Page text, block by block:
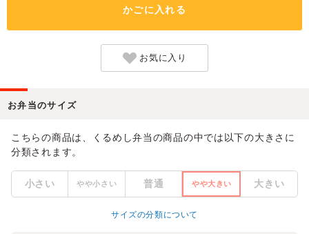
かごに入れる
お気に入り
お弁当のサイズ
こちらの商品は、くるめし弁当の商品の中では以下の大きさに
分類されます。
小さい やや小さい 普通 やや大きい 大きい
サイズの分類について